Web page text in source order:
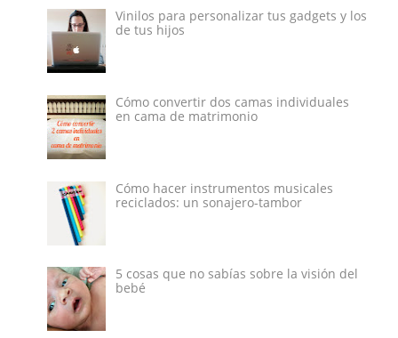
Vinilos para personalizar tus gadgets y los
de tus hijos
Cómo convertir dos camas individuales
en cama de matrimonio
Cómo hacer instrumentos musicales
reciclados: un sonajero-tambor
5 cosas que no sabías sobre la visión del
bebé